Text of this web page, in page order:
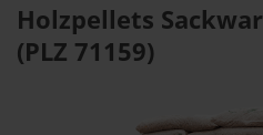
Holzpellets
(PLZ 71159)